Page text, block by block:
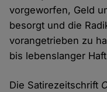
vorgeworfen, Geld
besorgt und die
vorangetrieben zu
bis lebenslanger
Die Satirezeitschrift